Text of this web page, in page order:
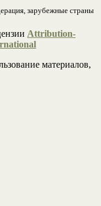
зарубежные страны
Attribution-
материалов,